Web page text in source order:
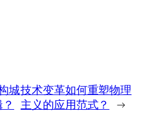
城技术变革如何重塑物理
主义的应用范式？
→